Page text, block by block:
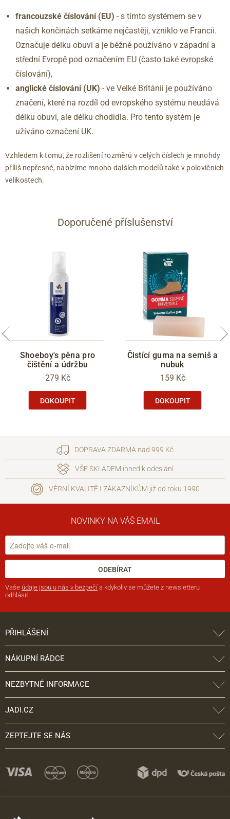
44
44.5
45
46
46.5
47
9.5
10
10.5
11
12
292
296
300
304
313
francouzské číslování (EU) - s tímto systémem se v
našich končinách setkáme nejčastěji, vzniklo ve Francii.
Označuje délku obuvi a je běžně používáno v západní a
střední Evropě pod označením EU (často také evropské
číslování),
anglické číslování (UK) - ve Velké Británii je používáno
značení, které na rozdíl od evropského systému neudává
délku obuvi, ale délku chodidla. Pro tento systém je
užíváno označení UK.
Vzhledem k tomu, že rozlišení rozměrů v celých číslech je mnohdy
příliš nepřesné, nabízíme mnoho dalších modelů také v polovičních
velikostech.
Doporučené příslušenství
Shoeboy's pěna pro
čištění a údržbu
279 Kč
DOKOUPIT
Čistící guma na semiš a
nubuk
159 Kč
DOKOUPIT
DOPRAVA ZDARMA nad 999 Kč
VŠE SKLADEM ihned k odeslání
VĚRNÍ KVALITĚ I ZÁKAZNÍKŮM již od roku 1990
NOVINKY NA VÁŠ EMAIL
ODEBÍRAT
Vaše údaje jsou u nás v bezpečí a kdykoliv se můžete z newsletteru
odhlásit.
PŘIHLÁŠENÍ
NÁKUPNÍ RÁDCE
NEZBYTNÉ INFORMACE
JADI.CZ
ZEPTEJTE SE NÁS